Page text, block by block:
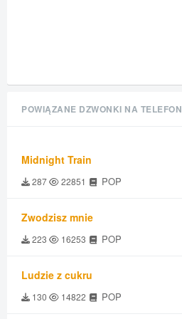
POWIĄZANE DZWONKI NA TELEFON
Midnight Train
287 22851 POP
Zwodzisz mnie
223 16253 POP
Ludzie z cukru
130 14822 POP